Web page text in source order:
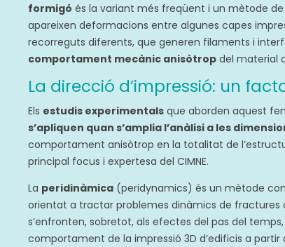
formigó és la variant més freqüent i un mètode
apareixen deformacions entre algunes capes
recorreguts diferents, que generen filaments i
comportament mecànic anisòtrop del material
La direcció d’impressió: un
Els estudis experimentals que aborden aquest
s’apliquen quan s’amplia l’anàlisi a les
comportament anisòtrop en la totalitat de
principal focus i expertesa del CIMNE.
La peridinàmica (peridynamics) és un mètode
orientat a tractar problemes dinàmics de fractures
s’enfronten, sobretot, als efectes del pas del
comportament de la impressió 3D d’edificis a partir